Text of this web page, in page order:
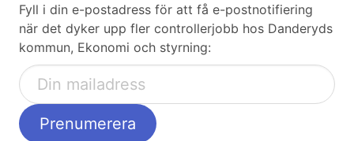
Fyll i din e-postadress för att få e-postnotifiering
när det dyker upp fler controllerjobb hos Danderyds
kommun, Ekonomi och styrning: